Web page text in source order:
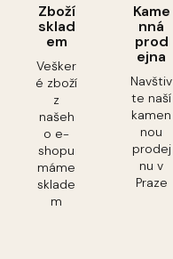
Zboží
sklad
em
Vešker
é zboží
z
našeh
o e-
shopu
máme
sklade
m
Kame
nná
prod
ejna
Navštiv
te naší
kamen
nou
prodej
nu v
Praze